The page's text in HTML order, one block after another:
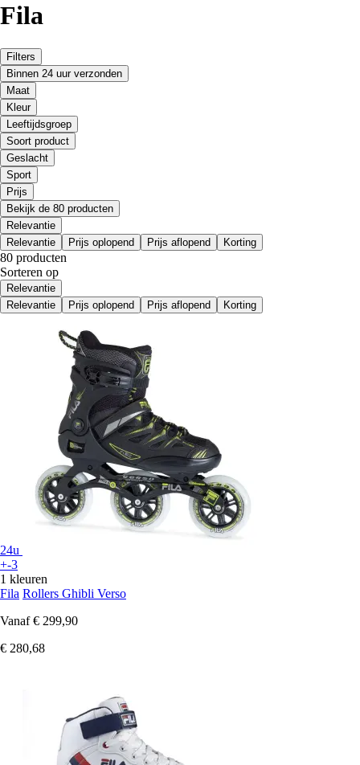
Fila
Filters
Binnen 24 uur verzonden
Maat
Kleur
Leeftijdsgroep
Soort product
Geslacht
Sport
Prijs
Bekijk de 80 producten
Relevantie
Relevantie
Prijs oplopend Prijs aflopend Korting
80 producten
Sorteren op
Relevantie
Relevantie
Prijs oplopend Prijs aflopend Korting
24u
+-3
1 kleuren
Fila Rollers Ghibli Verso
Vanaf € 299,90
€ 280,68